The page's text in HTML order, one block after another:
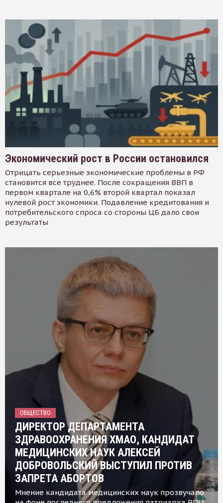
Экономический рост в России остановился
Отрицать серьезные экономические проблемы в РФ
становится все труднее. После сокращения ВВП в
первом квартале на 0,6% второй квартал показал
нулевой рост экономики. Подавление кредитования и
потребительского спроса со стороны ЦБ дало свои
результаты
ОБЩЕСТВО
ДИРЕКТОР ДЕПАРТАМЕНТА
ЗДРАВООХРАНЕНИЯ ХМАО, КАНДИДАТ
МЕДИЦИНСКИХ НАУК АЛЕКСЕЙ
ДОБРОВОЛЬСКИЙ ВЫСТУПИЛ ПРОТИВ
ЗАПРЕТА АБОРТОВ
Мнение кандидата медицинских наук прозвучало